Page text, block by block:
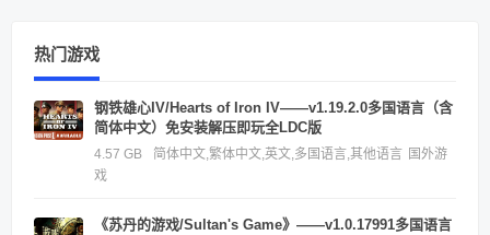
热门游戏
钢铁雄心IV/Hearts of Iron IV——v1.19.2.0多国语言（含
简体中文）免安装解压即玩全LDC版
4.57 GB 简体中文,繁体中文,英文,多国语言,其他语言 国外游
戏
《苏丹的游戏/Sultan's Game》——v1.0.17991多国语言